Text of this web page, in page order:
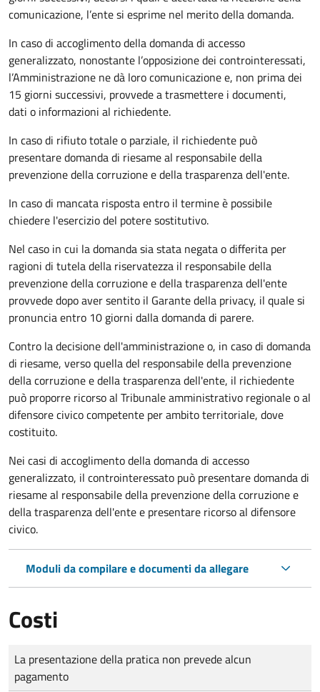
comunicazione, l’ente si esprime nel merito della domanda.
In caso di accoglimento della domanda di accesso
generalizzato, nonostante l’opposizione dei controinteressati,
l’Amministrazione ne dà loro comunicazione e, non prima dei
15 giorni successivi, provvede a trasmettere i documenti,
dati o informazioni al richiedente.
In caso di rifiuto totale o parziale, il richiedente può
presentare domanda di riesame al responsabile della
prevenzione della corruzione e della trasparenza dell'ente.
In caso di mancata risposta entro il termine è possibile
chiedere l'esercizio del potere sostitutivo.
Nel caso in cui la domanda sia stata negata o differita per
ragioni di tutela della riservatezza il responsabile della
prevenzione della corruzione e della trasparenza dell'ente
provvede dopo aver sentito il Garante della privacy, il quale si
pronuncia entro 10 giorni dalla domanda di parere.
Contro la decisione dell'amministrazione o, in caso di domanda
di riesame, verso quella del responsabile della prevenzione
della corruzione e della trasparenza dell'ente, il richiedente
può proporre ricorso al Tribunale amministrativo regionale o al
difensore civico competente per ambito territoriale, dove
costituito.
Nei casi di accoglimento della domanda di accesso
generalizzato, il controinteressato può presentare domanda di
riesame al responsabile della prevenzione della corruzione e
della trasparenza dell'ente e presentare ricorso al difensore
civico.
Moduli da compilare e documenti da allegare
Costi
Tipo di pagamento
Importo
La presentazione della pratica non prevede alcun
pagamento